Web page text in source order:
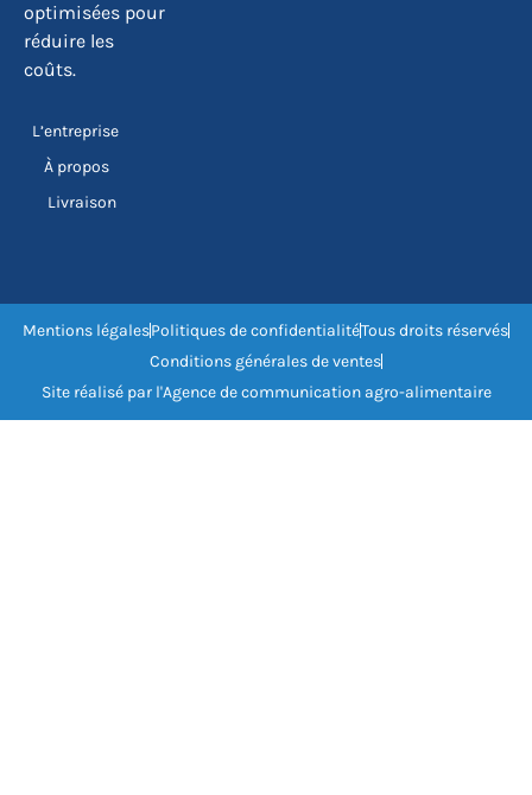
optimisées pour
réduire les
coûts.
L’entreprise
À propos
Livraison
Mentions légalesPolitiques de confidentialitéTous droits réservés
Conditions générales de ventes
Site réalisé par l'Agence de communication agro-alimentaire